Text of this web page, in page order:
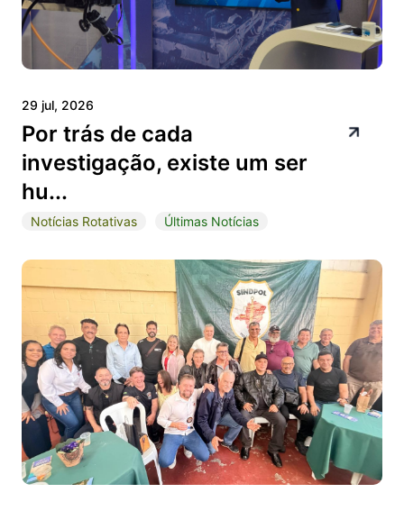
29 jul, 2026
Por trás de cada
investigação, existe um ser
hu...
Notícias Rotativas Últimas Notícias